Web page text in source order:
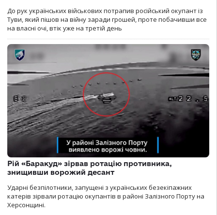
До рук українських військових потрапив російський окупант із
Туви, який пішов на війну заради грошей, проте побачивши все
на власні очі, втік уже на третій день
Рій «Баракуд» зірвав ротацію противника,
знищивши ворожий десант
Ударні безпілотники, запущені з українських безекіпажних
катерів зірвали ротацію окупантів в районі Залізного Порту на
Херсонщині.